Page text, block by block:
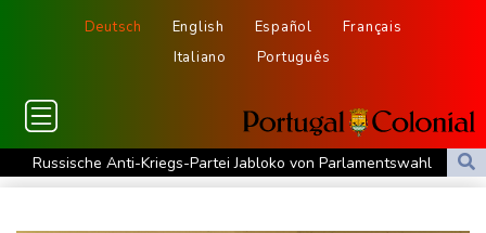
Deutsch English Español
Français
Italiano
Português
Russische Anti-Kriegs-Partei Jabloko von Parlamentswahl
ausgeschlossen